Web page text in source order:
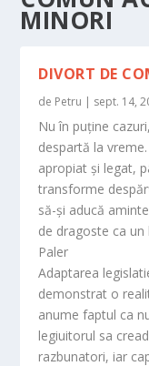
MINORI
DIVORT DE
de Petru | sept. 14,
Nu în puţine
despartă la
apropiat şi legat,
transforme
să-şi aducă
de dragoste ca
Paler
Adaptarea
demonstrat o
anume faptul ca
legiuitorul sa
razbunatori, iar